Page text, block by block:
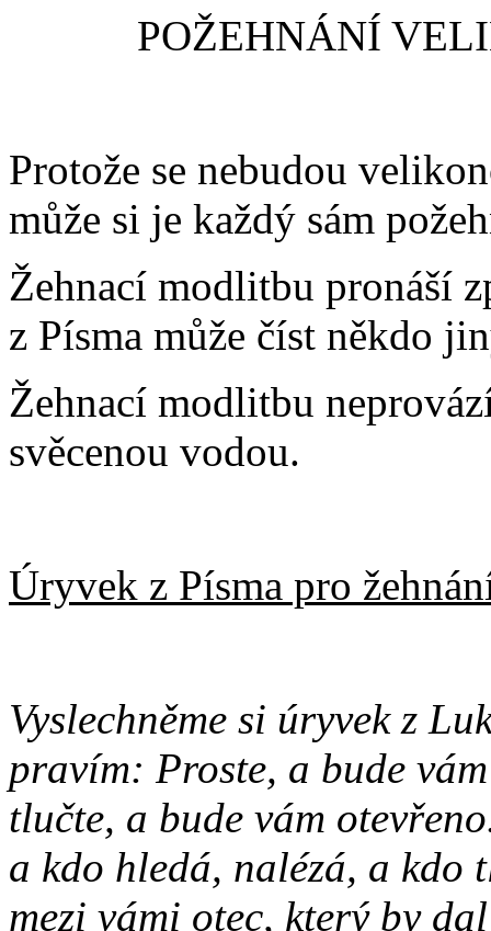
POŽEHNÁNÍ
Protože se nebudou
může si je každý sám
Žehnací modlitbu pronáší
z Písma může číst někdo
Žehnací modlitbu
svěcenou vodou.
Úryvek z Písma pro
Vyslechněme si úryvek z
pravím: Proste, a bude
tlučte, a bude vám
a kdo hledá, nalézá, a kdo
mezi vámi otec, který by